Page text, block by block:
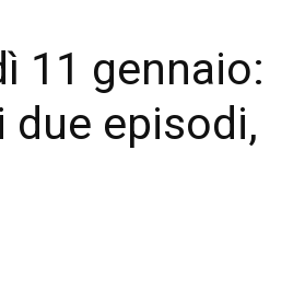
11 gennaio:
due episodi,